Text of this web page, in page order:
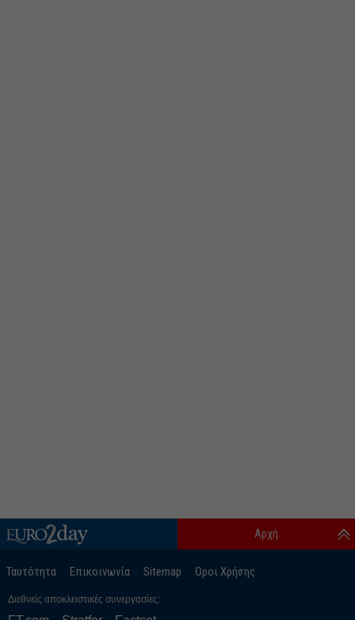
Ταυτότητα Επικοινωνία Sitemap Οροι Χρήσης
Αρχή
Διεθνείς αποκλειστικές συνεργασίες: